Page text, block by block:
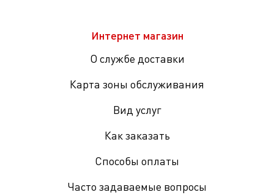
Интернет магазин
О службе доставки
Карта зоны обслуживания
Вид услуг
Как заказать
Способы оплаты
Часто задаваемые вопросы